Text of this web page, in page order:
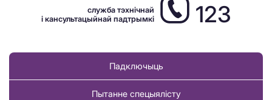
служба тэхнічнай
і кансультацыйнай падтрымкі
123
Падключыць
Пытанне спецыялісту